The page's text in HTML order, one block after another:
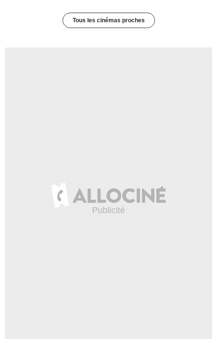
Tous les cinémas proches